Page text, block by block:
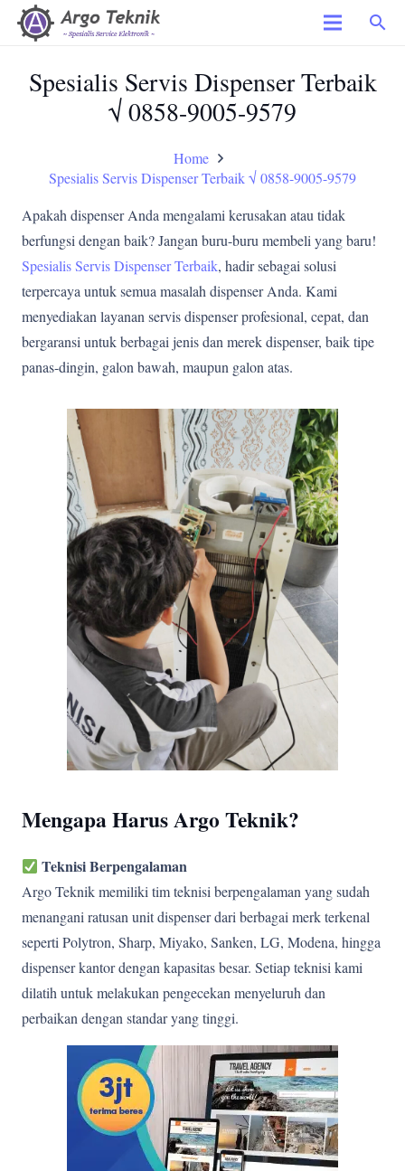
search
Spesialis Servis Dispenser Terbaik
√ 0858-9005-9579
Home
Spesialis Servis Dispenser Terbaik √ 0858-9005-9579
Apakah dispenser Anda mengalami kerusakan atau tidak
berfungsi dengan baik? Jangan buru-buru membeli yang baru!
Spesialis Servis Dispenser Terbaik, hadir sebagai solusi
terpercaya untuk semua masalah dispenser Anda. Kami
menyediakan layanan servis dispenser profesional, cepat, dan
bergaransi untuk berbagai jenis dan merek dispenser, baik tipe
panas-dingin, galon bawah, maupun galon atas.
Mengapa Harus Argo Teknik?
Teknisi Berpengalaman
Argo Teknik memiliki tim teknisi berpengalaman yang sudah
menangani ratusan unit dispenser dari berbagai merk terkenal
seperti Polytron, Sharp, Miyako, Sanken, LG, Modena, hingga
dispenser kantor dengan kapasitas besar. Setiap teknisi kami
dilatih untuk melakukan pengecekan menyeluruh dan
perbaikan dengan standar yang tinggi.